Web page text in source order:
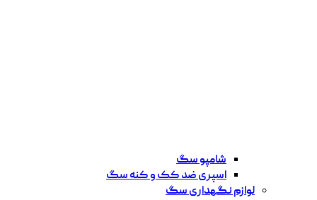
شامپو سگ
اسپری ضد کک و کنه سگ
لوازم نگهداری سگ